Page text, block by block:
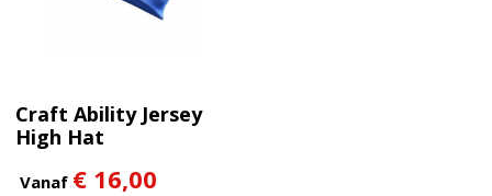
Craft Ability Jersey
High Hat
Vanaf € 16,00